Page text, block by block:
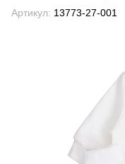
Артикул: 13773-27-001